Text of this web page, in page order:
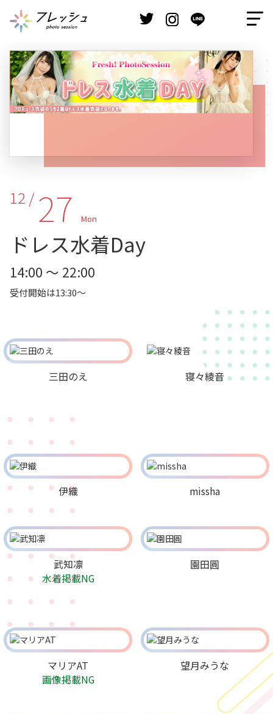
12 / 27 Mon
ドレス水着Day
14:00 ～ 22:00
受付開始は13:30～
三田のえ 寝々綾音
伊織 missha
武知凛
水着掲載NG
園田圓
マリアAT
画像掲載NG
望月みうな